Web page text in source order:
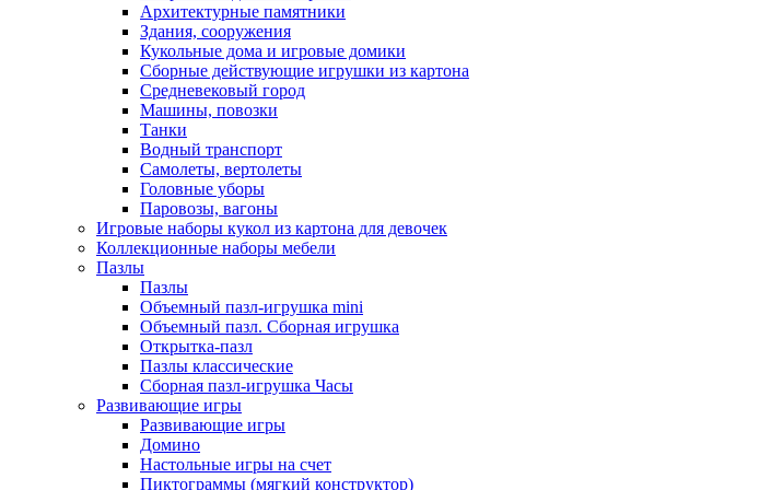
Архитектурные памятники
Здания, сооружения
Кукольные дома и игровые домики
Сборные действующие игрушки из картона
Средневековый город
Машины, повозки
Танки
Водный транспорт
Самолеты, вертолеты
Головные уборы
Паровозы, вагоны
Игровые наборы кукол из картона для девочек
Коллекционные наборы мебели
Пазлы
Пазлы
Объемный пазл-игрушка mini
Объемный пазл. Сборная игрушка
Открытка-пазл
Пазлы классические
Сборная пазл-игрушка Часы
Развивающие игры
Развивающие игры
Домино
Настольные игры на счет
Пиктограммы (мягкий конструктор)